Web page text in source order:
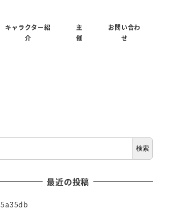
キャラクター紹
介
主
催
お問い合わ
せ
検索
最近の投稿